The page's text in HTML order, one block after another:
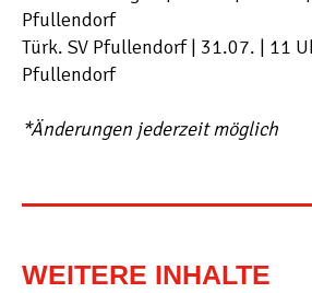
Pfullendorf
Türk. SV Pfullendorf | 31.07. | 11
Pfullendorf
*Änderungen jederzeit möglich
WEITERE INHALTE